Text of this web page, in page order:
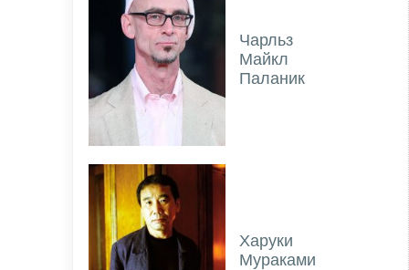
Чарльз
Майкл
Паланик
Харуки
Мураками